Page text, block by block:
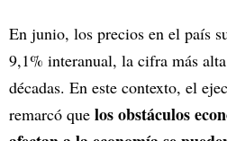
En junio, los precios en el país
9,1% interanual, la cifra más
décadas. En este contexto, el
remarcó que los obstáculos